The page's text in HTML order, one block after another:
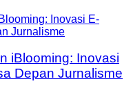
iBlooming: Inovasi
Depan Jurnalisme